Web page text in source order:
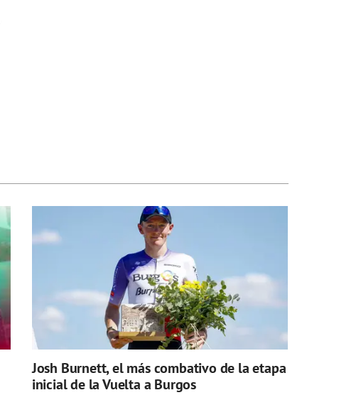
Josh Burnett, el más combativo de la etapa
inicial de la Vuelta a Burgos